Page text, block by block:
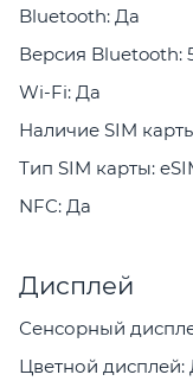
Bluetooth: Да
Версия Bluetooth:
Wi-Fi: Да
Наличие SIM
Тип SIM карты:
NFC: Да
Дисплей
Сенсорный
Цветной дисплей: